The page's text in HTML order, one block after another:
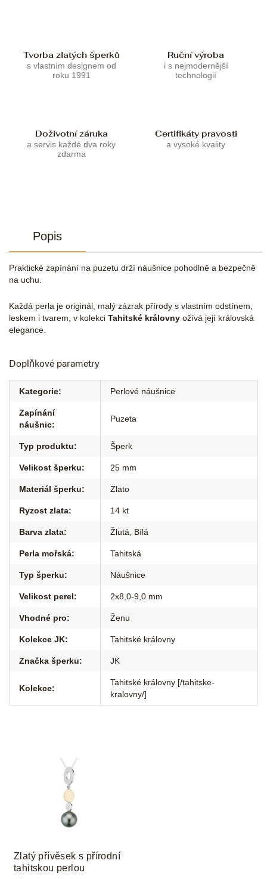
Tvorba zlatých šperků
s vlastním designem od
roku 1991
Ruční výroba
i s nejmodernější
technologií
Doživotní záruka
a servis každé dva roky
zdarma
Certifikáty pravosti
a vysoké kvality
Popis
Praktické zapínání na puzetu drží náušnice pohodlně a bezpečně
na uchu.
Každá perla je originál, malý zázrak přírody s vlastním odstínem,
leskem i tvarem, v kolekci Tahitské královny ožívá její královská
elegance.
Doplňkové parametry
Kategorie: Perlové náušnice
Zapínání
náušnic:
Puzeta
Typ produktu: Šperk
Velikost šperku: 25 mm
Materiál šperku: Zlato
Ryzost zlata: 14 kt
Barva zlata: Žlutá Bílá
Perla mořská: Tahitská
Typ šperku: Náušnice
Velikost perel: 2x8,0-9,0 mm
Vhodné pro: Ženu
Kolekce JK: Tahitské královny
Značka šperku: JK
Kolekce:
Tahitské královny [/tahitske-
kralovny/]
Zlatý přívěsek s přírodní
tahitskou perlou